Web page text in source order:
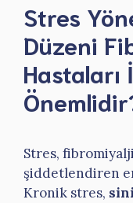
Stres
Düzeni
Hastaları
Stres,
şiddetlendiren
Kronik stres,